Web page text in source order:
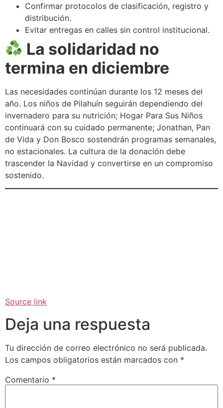
Confirmar protocolos de clasificación, registro y
distribución.
Evitar entregas en calles sin control institucional.
La solidaridad no
termina en diciembre
Las necesidades continúan durante los 12 meses del
año. Los niños de Pilahuín seguirán dependiendo del
invernadero para su nutrición; Hogar Para Sus Niños
continuará con su cuidado permanente; Jonathan, Pan
de Vida y Don Bosco sostendrán programas semanales,
no estacionales. La cultura de la donación debe
trascender la Navidad y convertirse en un compromiso
sostenido.
Source link
Deja una respuesta
Tu dirección de correo electrónico no será publicada.
Los campos obligatorios están marcados con *
Comentario *